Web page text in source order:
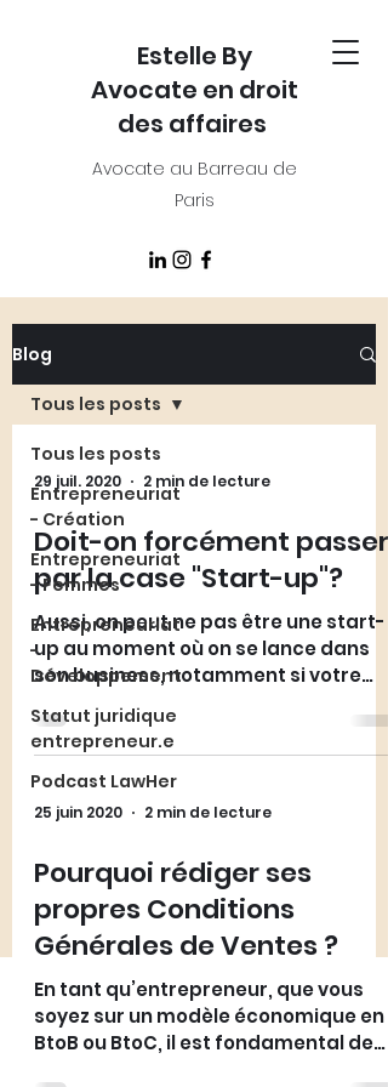
Estelle By
Avocate en droit
des affaires
Avocate au Barreau de
Paris
Blog
Tous les posts
Entrepreneuriat
- Création
Entrepreneuriat
- Femmes
Entrepreneuriat
-
Développement
Statut juridique
entrepreneur.e
Podcast LawHer
Tous les posts
29 juil. 2020 2 min de lecture
Doit-on forcément passer
par la case "Start-up"?
Aussi, on peut ne pas être une start-
up au moment où on se lance dans
son business, notamment si votre
modèle économique est rentable
25 juin 2020 2 min de lecture
Pourquoi rédiger ses
propres Conditions
Générales de Ventes ?
En tant qu’entrepreneur, que vous
soyez sur un modèle économique en
BtoB ou BtoC, il est fondamental de